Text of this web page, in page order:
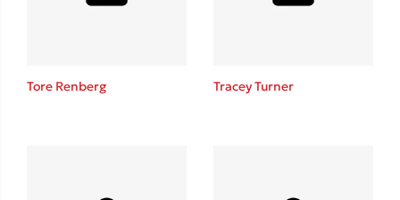
Tore Renberg Tracey Turner